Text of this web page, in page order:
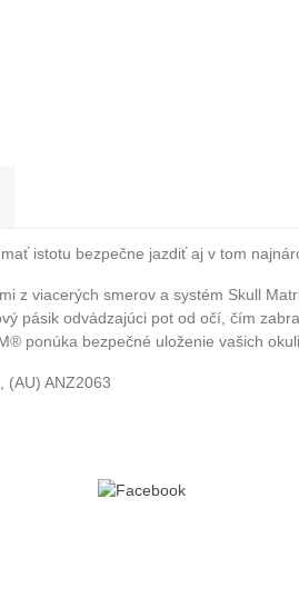
istotu bezpečne jazdiť aj v tom
z viacerých smerov a systém Skull
pásik odvádzajúci pot od očí, čím
ponúka bezpečné uloženie vašich
(AU) ANZ2063